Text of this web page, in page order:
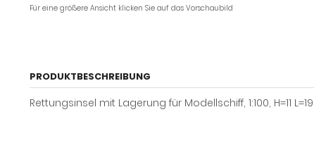
Für eine größere Ansicht klicken Sie auf das Vorschaubild
PRODUKTBESCHREIBUNG
Rettungsinsel mit Lagerung für Modellschiff, 1:100, H=11